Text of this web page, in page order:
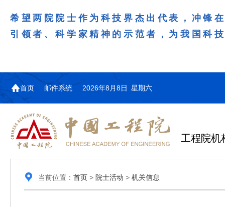
希望两院院士作为科技界杰出代表，冲锋
引领者、科学家精神的示范者，为我国科
首页 邮件系统 2026年8月8日 星期六
工程院机
当前位置： 首页> 院士活动 > 机关信息